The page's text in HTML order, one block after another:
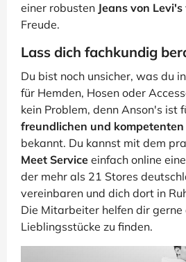
einer robusten Jeans von Levi's
Freude.
Lass dich fachkundig
Du bist noch unsicher, was du
für Hemden, Hosen oder
kein Problem, denn Anson's ist
freundlichen und
bekannt. Du kannst mit dem
Meet Service einfach online
der mehr als 21 Stores
vereinbaren und dich dort in
Die Mitarbeiter helfen dir gerne
Lieblingsstücke zu finden.